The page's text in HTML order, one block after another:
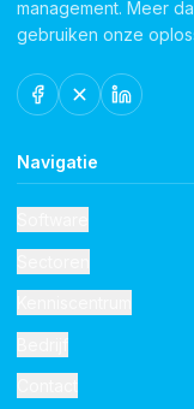
management. Meer
gebruiken onze
Navigatie